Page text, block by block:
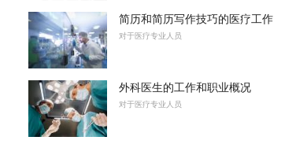
简历和简历写作技巧的医疗工作
对于医疗专业人员
外科医生的工作和职业概况
对于医疗专业人员